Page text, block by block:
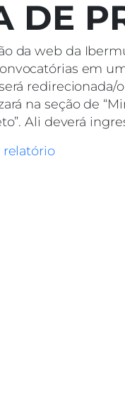
DE
da web da
em
redirecionada/
na seção de
Ali deverá
relatório